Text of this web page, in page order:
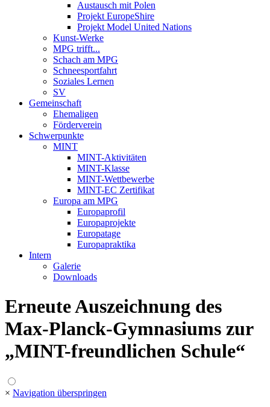
Austausch mit Polen
Projekt EuropeShire
Projekt Model United Nations
Kunst-Werke
MPG trifft...
Schach am MPG
Schneesportfahrt
Soziales Lernen
SV
Gemeinschaft
Ehemaligen
Förderverein
Schwerpunkte
MINT
MINT-Aktivitäten
MINT-Klasse
MINT-Wettbewerbe
MINT-EC Zertifikat
Europa am MPG
Europaprofil
Europaprojekte
Europatage
Europapraktika
Intern
Galerie
Downloads
Erneute Auszeichnung des
Max-Planck-Gymnasiums zur
„MINT-freundlichen Schule“
× Navigation überspringen